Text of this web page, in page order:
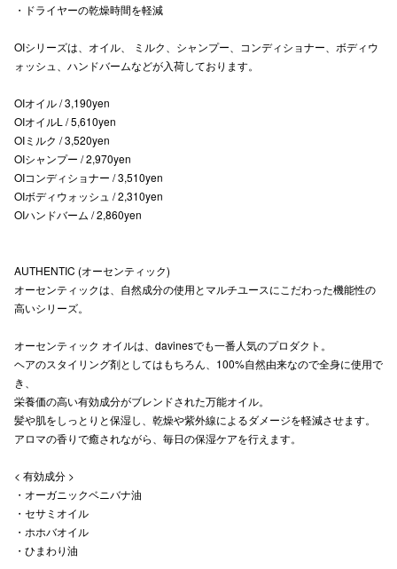
・ドライヤーの乾燥時間を軽減
OIシリーズは、オイル、 ミルク、シャンプー、コンディショナー、ボディウ
ォッシュ、ハンドバームなどが入荷しております。
OIオイル / 3,190yen
OIオイルL / 5,610yen
OIミルク / 3,520yen
OIシャンプー / 2,970yen
OIコンディショナー / 3,510yen
OIボディウォッシュ / 2,310yen
OIハンドバーム / 2,860yen
AUTHENTIC (オーセンティック)
オーセンティックは、自然成分の使用とマルチユースにこだわった機能性の
高いシリーズ。
オーセンティック オイルは、davinesでも一番人気のプロダクト。
ヘアのスタイリング剤としてはもちろん、100%自然由来なので全身に使用で
き、
栄養価の高い有効成分がブレンドされた万能オイル。
髪や肌をしっとりと保湿し、乾燥や紫外線によるダメージを軽減させます。
アロマの香りで癒されながら、毎日の保湿ケアを行えます。
< 有効成分 >
・オーガニックベニバナ油
・セサミオイル
・ホホバオイル
・ひまわり油